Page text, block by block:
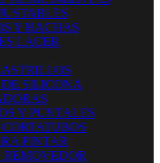
Y HACHAS
LACER
SILICONA
Y PUNTALES
PINTAR